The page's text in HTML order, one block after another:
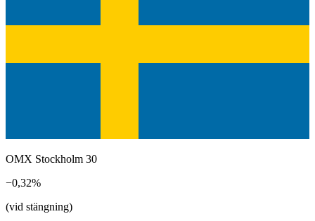
OMX Stockholm 30
−0,32%
(vid stängning)